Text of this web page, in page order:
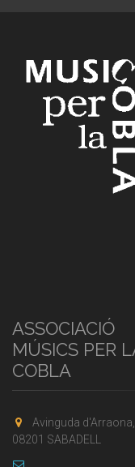
ASSOCIACIÓ
MÚSICS PER
COBLA
Avinguda d'Arraona,
08201 SABADELL